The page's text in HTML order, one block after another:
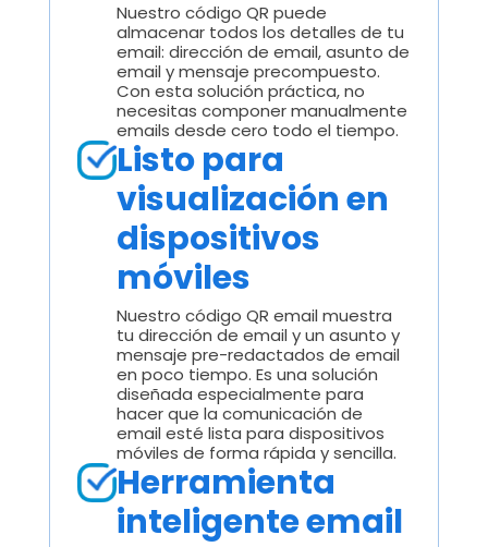
Nuestro código QR puede
almacenar todos los detalles de tu
email: dirección de email, asunto de
email y mensaje precompuesto.
Con esta solución práctica, no
necesitas componer manualmente
emails desde cero todo el tiempo.
Listo para
visualización en
dispositivos
móviles
Nuestro código QR email muestra
tu dirección de email y un asunto y
mensaje pre-redactados de email
en poco tiempo. Es una solución
diseñada especialmente para
hacer que la comunicación de
email esté lista para dispositivos
móviles de forma rápida y sencilla.
Herramienta
inteligente email